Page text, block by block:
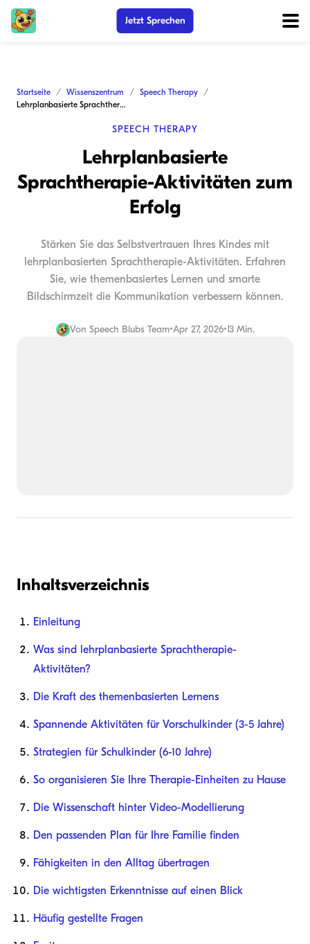
Jetzt Sprechen
Startseite Wissenszentrum
Speech Therapy
Lehrplanbasierte Sprachtherapie-Aktivitäten zum Erfolg
SPEECH THERAPY
Lehrplanbasierte
Sprachtherapie-Aktivitäten zum
Erfolg
Stärken Sie das Selbstvertrauen Ihres Kindes mit
lehrplanbasierten Sprachtherapie-Aktivitäten. Erfahren
Sie, wie themenbasiertes Lernen und smarte
Bildschirmzeit die Kommunikation verbessern können.
Von Speech Blubs Team•Apr 27, 2026•13 Min.
Inhaltsverzeichnis
Einleitung
Was sind lehrplanbasierte Sprachtherapie-
Aktivitäten?
Die Kraft des themenbasierten Lernens
Spannende Aktivitäten für Vorschulkinder (3-5 Jahre)
Strategien für Schulkinder (6-10 Jahre)
So organisieren Sie Ihre Therapie-Einheiten zu Hause
Die Wissenschaft hinter Video-Modellierung
Den passenden Plan für Ihre Familie finden
Fähigkeiten in den Alltag übertragen
Die wichtigsten Erkenntnisse auf einen Blick
Häufig gestellte Fragen